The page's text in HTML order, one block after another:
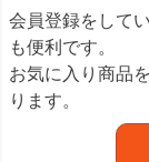
会員登録をして
も便利です。
お気に入り商品
ります。